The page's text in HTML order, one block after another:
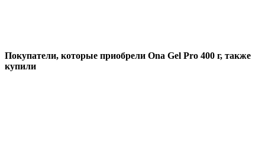
Покупатели, которые приобрели Ona Gel Pro 400 г, также
купили